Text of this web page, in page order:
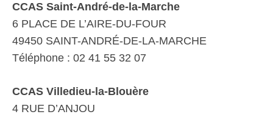
CCAS Saint-André-de-la-Marche
6 PLACE DE L’AIRE-DU-FOUR
49450 SAINT-ANDRÉ-DE-LA-MARCHE
Téléphone : 02 41 55 32 07
CCAS Villedieu-la-Blouère
4 RUE D’ANJOU